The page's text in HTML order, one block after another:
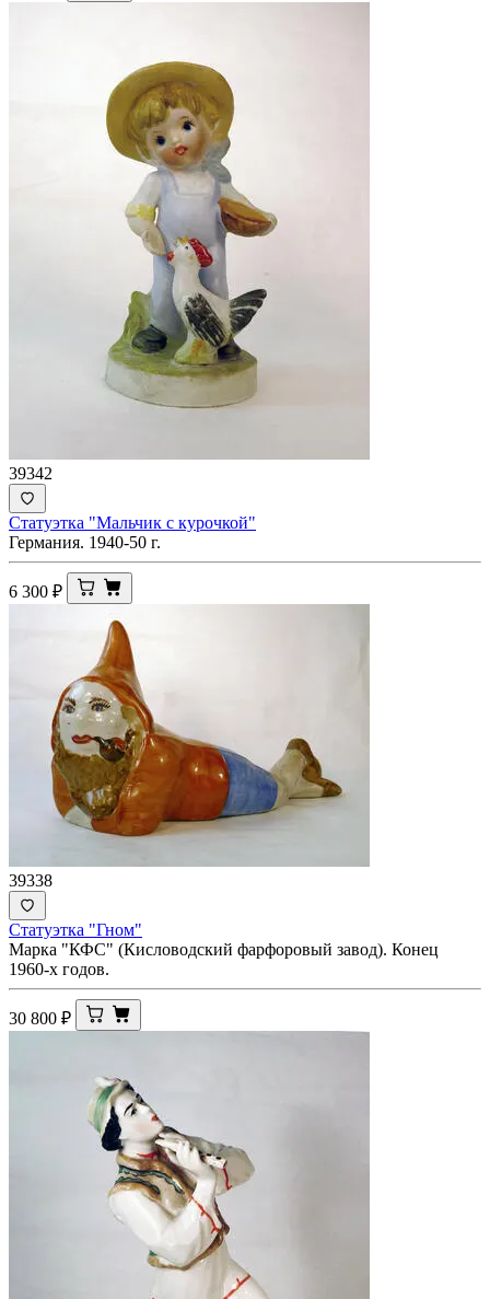
39342
Статуэтка "Мальчик с курочкой"
Германия. 1940-50 г.
6 300 ₽
39338
Статуэтка "Гном"
Марка "КФС" (Кисловодский фарфоровый завод). Конец
1960-х годов.
30 800 ₽